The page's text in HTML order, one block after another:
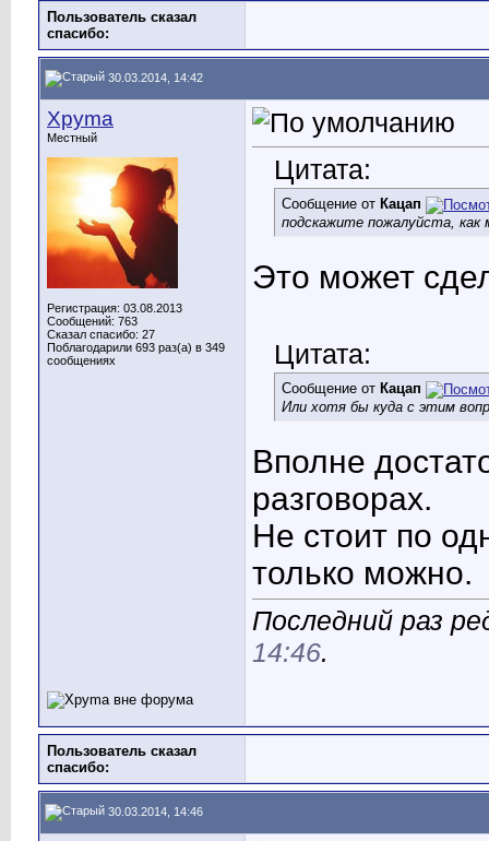
Пользователь сказал
cпасибо:
30.03.2014, 14:42
Xpyma
Местный
Регистрация: 03.08.2013
Сообщений: 763
Сказал спасибо: 27
Поблагодарили 693 раз(а) в 349
сообщениях
Цитата:
Сообщение от Кацап
подскажите пожалуйста,
Это может
Цитата:
Сообщение от Кацап
Или хотя бы куда с этим
Вполне
разговорах.
Не стоит по
только можно.
Последний раз
14:46.
Пользователь сказал
cпасибо:
30.03.2014, 14:46